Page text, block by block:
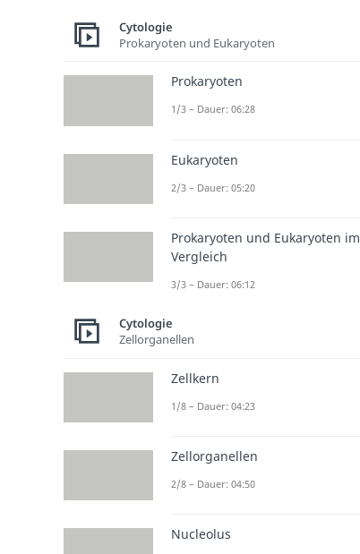
Cytologie
Prokaryoten und Eukaryoten
Prokaryoten
1/3 – Dauer: 06:28
Eukaryoten
2/3 – Dauer: 05:20
Prokaryoten und Eukaryoten im
Vergleich
3/3 – Dauer: 06:12
Cytologie
Zellorganellen
Zellkern
1/8 – Dauer: 04:23
Zellorganellen
2/8 – Dauer: 04:50
Nucleolus